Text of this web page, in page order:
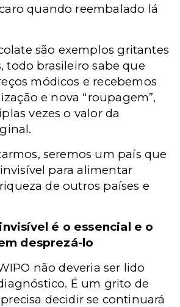
quando reembalado lá
são exemplos gritantes
todo brasileiro sabe que
módicos e recebemos
e nova “roupagem”,
vezes o valor da
seremos um país que
para alimentar
de outros países e
é o essencial e o
desprezá-lo
não deveria ser lido
É um grito de
decidir se continuará